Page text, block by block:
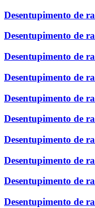
Desentupimento de
Desentupimento de
Desentupimento de
Desentupimento de
Desentupimento de
Desentupimento de
Desentupimento de
Desentupimento de
Desentupimento de
Desentupimento de